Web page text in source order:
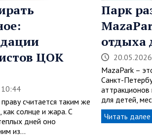
ЦОК
считается таким же
солнце и жара. С
дней оно
из…
Парк
отдыха
MazaPark –
Санкт-
аттракционов
для детей,
Читать далее